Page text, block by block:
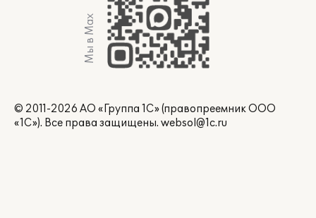
Мы в Max
© 2011-2026 АО «Группа 1С» (правопреемник ООО
«1С»). Все права защищены. websol@1c.ru